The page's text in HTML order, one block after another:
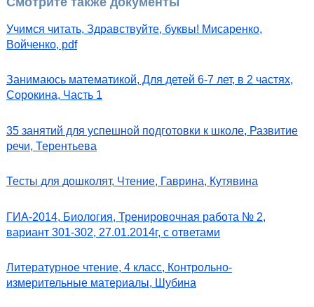
Учимся читать, Здравствуйте, буквы! Мисаренко,
Войченко, pdf
Занимаюсь математикой, Для детей 6-7 лет, в 2 частях,
Сорокина, Часть 1
35 занятий для успешной подготовки к школе, Развитие
речи, Терентьева
Тесты для дошколят, Чтение, Гаврина, Кутявина
ГИА-2014, Биология, Тренировочная работа № 2,
вариант 301-302, 27.01.2014г, с ответами
Литературное чтение, 4 класс, Контрольно-
измерительные материалы, Шубина